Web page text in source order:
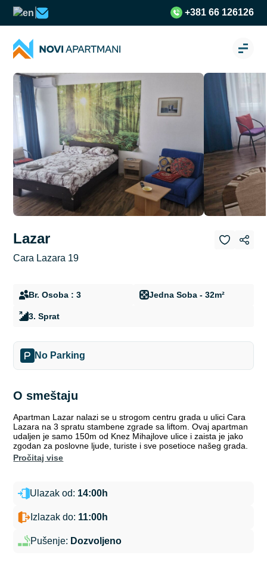
+381 66 126126
Lazar
Cara Lazara 19
Br. Osoba : 3 Jedna Soba - 32m²
3. Sprat
No Parking
O smeštaju
Apartman Lazar nalazi se u strogom centru grada u ulici Cara
Lazara na 3 spratu stambene zgrade sa liftom. Ovaj apartman
udaljen je samo 150m od Knez Mihajlove ulice i zaista je jako
zgodan za poslovne ljude, turiste i sve posetioce našeg grada.
pročitaj vise
Ulazak od: 14:00h
Izlazak do: 11:00h
Pušenje: Dozvoljeno